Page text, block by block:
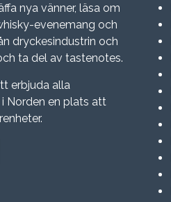
nya vänner, läsa om
evenemang och
dryckesindustrin och
ta del av tastenotes.
erbjuda alla
Norden en plats att